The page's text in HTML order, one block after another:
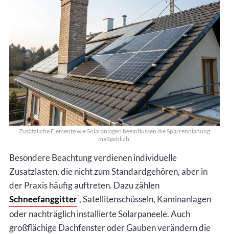
Zusätzliche Elemente wie Solaranlagen beeinflussen die Sparrenplanung
maßgeblich.
Besondere Beachtung verdienen individuelle
Zusatzlasten, die nicht zum Standardgehören, aber in
der Praxis häufig auftreten. Dazu zählen
Schneefanggitter*, Satellitenschüsseln, Kaminanlagen
oder nachträglich installierte Solarpaneele. Auch
großflächige Dachfenster oder Gauben verändern die